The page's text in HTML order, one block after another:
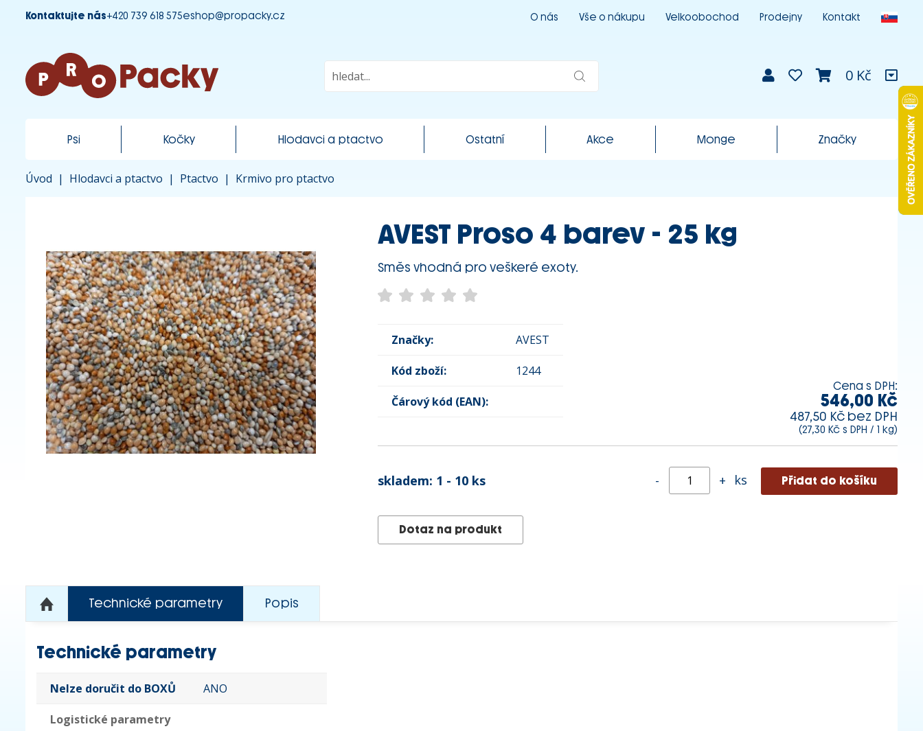
Kontaktujte nás+420 739 618 575eshop@propacky.cz O nás Vše o nákupu Velkoobochod Prodejny Kontakt
0 Kč
Psi Kočky Hlodavci a ptactvo Ostatní Akce Monge Značky
Úvod | Hlodavci a ptactvo | Ptactvo | Krmivo pro ptactvo
AVEST Proso 4 barev - 25 kg
Směs vhodná pro veškeré exoty.
Značky: AVEST
Kód zboží: 1244
Čárový kód (EAN):
Cena s DPH:
546,00 Kč
487,50 Kč bez DPH
(27,30 Kč s DPH / 1 kg)
skladem: 1 - 10 ks - + ks
Dotaz na produkt
Technické parametry Popis
Technické parametry
Nelze doručit do BOXŮ ANO
Logistické parametry